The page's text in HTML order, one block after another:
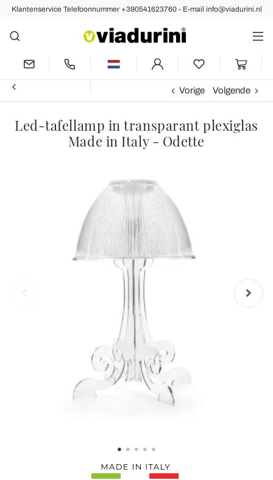
Klantenservice Telefoonnummer +390541623760 - E-mail info@viadurini.nl
Vorige Volgende
Led-tafellamp in transparant plexiglas
Made in Italy - Odette